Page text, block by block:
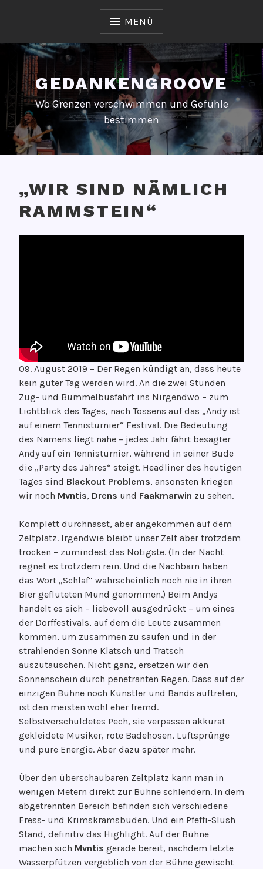
MENÜ
GEDANKENGROOVE
Wo Grenzen verschwimmen und Gefühle
bestimmen
„WIR SIND NÄMLICH
RAMMSTEIN“
V
t
l
i
c
h
t
a
m
1
1
J
n
u
a
r
2
0
2
3
V
k
e
n
g
r
o
o
v
e
09. August 2019 – Der Regen kündigt an, dass heute
kein guter Tag werden wird. An die zwei Stunden
Zug- und Bummelbusfahrt ins Nirgendwo – zum
Lichtblick des Tages, nach Tossens auf das „Andy ist
auf einem Tennisturnier“ Festival. Die Bedeutung
des Namens liegt nahe – jedes Jahr fährt besagter
Andy auf ein Tennisturnier, während in seiner Bude
die „Party des Jahres“ steigt. Headliner des heutigen
Tages sind Blackout Problems, ansonsten kriegen
wir noch Mvntis, Drens und Faakmarwin zu sehen.
Komplett durchnässt, aber angekommen auf dem
Zeltplatz. Irgendwie bleibt unser Zelt aber trotzdem
trocken – zumindest das Nötigste. (In der Nacht
regnet es trotzdem rein. Und die Nachbarn haben
das Wort „Schlaf“ wahrscheinlich noch nie in ihren
Bier gefluteten Mund genommen.) Beim Andys
handelt es sich – liebevoll ausgedrückt – um eines
der Dorffestivals, auf dem die Leute zusammen
kommen, um zusammen zu saufen und in der
strahlenden Sonne Klatsch und Tratsch
auszutauschen. Nicht ganz, ersetzen wir den
Sonnenschein durch penetranten Regen. Dass auf der
einzigen Bühne noch Künstler und Bands auftreten,
ist den meisten wohl eher fremd.
Selbstverschuldetes Pech, sie verpassen akkurat
gekleidete Musiker, rote Badehosen, Luftsprünge
und pure Energie. Aber dazu später mehr.
Über den überschaubaren Zeltplatz kann man in
wenigen Metern direkt zur Bühne schlendern. In dem
abgetrennten Bereich befinden sich verschiedene
Fress- und Krimskramsbuden. Und ein Pfeffi-Slush
Stand, definitiv das Highlight. Auf der Bühne
machen sich Mvntis gerade bereit, nachdem letzte
Wasserpfützen vergeblich von der Bühne gewischt